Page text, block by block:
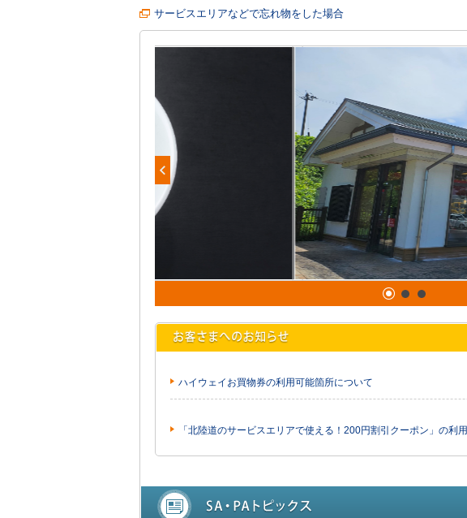
サービスエリアなどで忘れ物をした場合
ハイウェイお買物券の利用可能箇所について
「北陸道のサービスエリアで使える！200円割引クーポン」の利